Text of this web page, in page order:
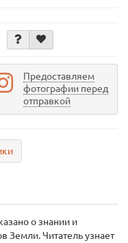
Предоставляем
фотографии перед
отправкой
о знании и
Земли. Читатель узнает